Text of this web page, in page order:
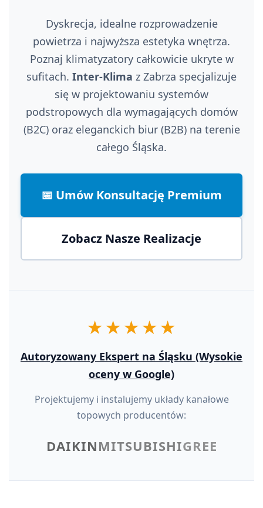
Dyskrecja, idealne rozprowadzenie
powietrza i najwyższa estetyka wnętrza.
Poznaj klimatyzatory całkowicie ukryte w
sufitach. Inter-Klima z Zabrza specjalizuje
się w projektowaniu systemów
podstropowych dla wymagających domów
(B2C) oraz eleganckich biur (B2B) na terenie
całego Śląska.
📅 Umów Konsultację Premium
Zobacz Nasze Realizacje
★★★★★
Autoryzowany Ekspert na Śląsku (Wysokie
oceny w Google)
Projektujemy i instalujemy układy kanałowe
topowych producentów:
DAIKINMITSUBISHIGREE